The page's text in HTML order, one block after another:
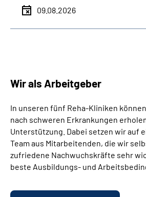
09.08.2026
Wir als Arbeitgeber
In unseren fünf Reha-Kliniken
nach schweren Erkrankungen
Unterstützung. Dabei setzen wir auf
Team aus Mitarbeitenden, die wir
zufriedene Nachwuchskräfte sehr
beste Ausbildungs- und